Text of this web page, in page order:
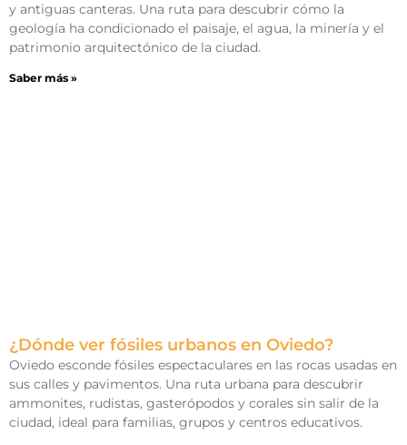
y antiguas canteras. Una ruta para descubrir cómo la
geología ha condicionado el paisaje, el agua, la minería y el
patrimonio arquitectónico de la ciudad.
Saber más »
¿Dónde ver fósiles urbanos en Oviedo?
Oviedo esconde fósiles espectaculares en las rocas usadas en
sus calles y pavimentos. Una ruta urbana para descubrir
ammonites, rudistas, gasterópodos y corales sin salir de la
ciudad, ideal para familias, grupos y centros educativos.